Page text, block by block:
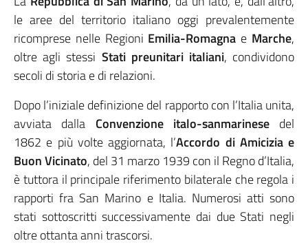
le aree del territorio italiano oggi prevalentemente
ricomprese nelle Regioni Emilia-Romagna e Marche,
oltre agli stessi Stati preunitari italiani, condividono
secoli di storia e di relazioni.
Dopo l’iniziale definizione del rapporto con l’Italia unita,
avviata dalla Convenzione italo-sanmarinesedel
1862 e più volte aggiornata, l’Accordo di Amicizia e
Buon Vicinato, del 31 marzo 1939 con il Regno d’Italia,
è tuttora il principale riferimento bilaterale che regola i
rapporti fra San Marino e Italia. Numerosi atti sono
stati sottoscritti successivamente dai due Stati negli
oltre ottanta anni trascorsi.